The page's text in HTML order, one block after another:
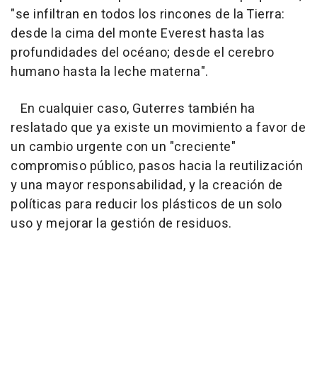
"se infiltran en todos los rincones de la Tierra:
desde la cima del monte Everest hasta las
profundidades del océano; desde el cerebro
humano hasta la leche materna".
En cualquier caso, Guterres también ha
reslatado que ya existe un movimiento a favor de
un cambio urgente con un "creciente"
compromiso público, pasos hacia la reutilización
y una mayor responsabilidad, y la creación de
políticas para reducir los plásticos de un solo
uso y mejorar la gestión de residuos.